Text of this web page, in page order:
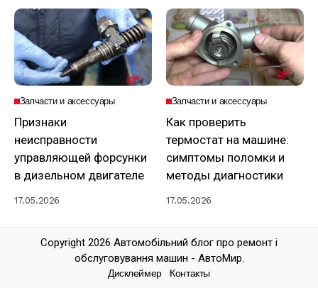
Запчасти и аксессуары
Признаки
неисправности
управляющей форсунки
в дизельном двигателе
17.05.2026
Запчасти и аксессуары
Как проверить
термостат на машине:
симптомы поломки и
методы диагностики
17.05.2026
Copyright 2026 Автомобільний блог про ремонт і
обслуговування машин - АвтоМир.
Дисклеймер Контакты